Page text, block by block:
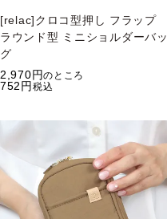
[relac]クロコ型押し フラップ
ラウンド型 ミニショルダーバッ
グ
2,970
のところ
752 税込